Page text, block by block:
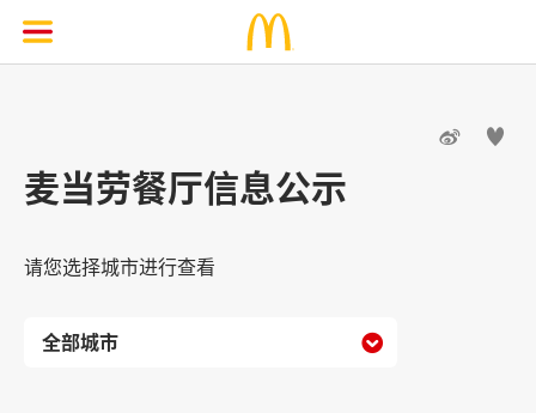
 
麦当劳餐厅信息公示
请您选择城市进行查看
